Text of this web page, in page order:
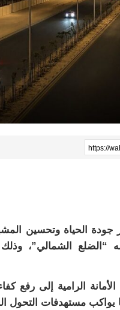
https://
الحياة وتحسين
“الضلع الشمالي”،
الرامية إلى رفع
مستهدفات التحول